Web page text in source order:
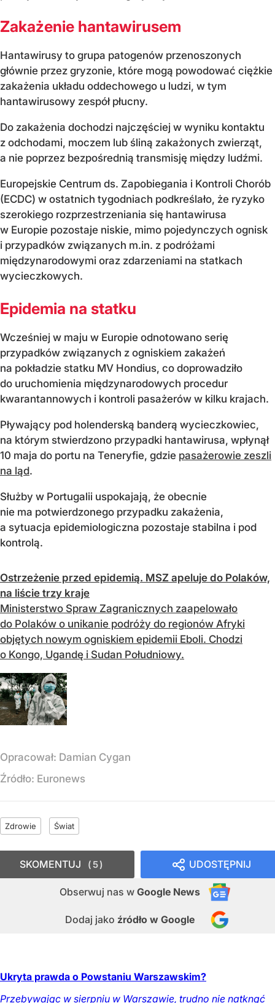
Zakażenie hantawirusem
Hantawirusy to grupa patogenów przenoszonych
głównie przez gryzonie, które mogą powodować ciężkie
zakażenia układu oddechowego u ludzi, w tym
hantawirusowy zespół płucny.
Do zakażenia dochodzi najczęściej w wyniku kontaktu
z odchodami, moczem lub śliną zakażonych zwierząt,
a nie poprzez bezpośrednią transmisję między ludźmi.
Europejskie Centrum ds. Zapobiegania i Kontroli Chorób
(ECDC) w ostatnich tygodniach podkreślało, że ryzyko
szerokiego rozprzestrzeniania się hantawirusa
w Europie pozostaje niskie, mimo pojedynczych ognisk
i przypadków związanych m.in. z podróżami
międzynarodowymi oraz zdarzeniami na statkach
wycieczkowych.
Epidemia na statku
Wcześniej w maju w Europie odnotowano serię
przypadków związanych z ogniskiem zakażeń
na pokładzie statku MV Hondius, co doprowadziło
do uruchomienia międzynarodowych procedur
kwarantannowych i kontroli pasażerów w kilku krajach.
Pływający pod holenderską banderą wycieczkowiec,
na którym stwierdzono przypadki hantawirusa, wpłynął
10 maja do portu na Teneryfie, gdzie pasażerowie zeszli
na ląd.
Służby w Portugalii uspokajają, że obecnie
nie ma potwierdzonego przypadku zakażenia,
a sytuacja epidemiologiczna pozostaje stabilna i pod
kontrolą.
Ostrzeżenie przed epidemią. MSZ apeluje do Polaków,
na liście trzy kraje
Ministerstwo Spraw Zagranicznych zaapelowało
do Polaków o unikanie podróży do regionów Afryki
objętych nowym ogniskiem epidemii Eboli. Chodzi
o Kongo, Ugandę i Sudan Południowy.
Opracował: Damian Cygan
Źródło: Euronews
Zdrowie Świat
UDOSTĘPNIJ
Obserwuj nas w Google News
Dodaj jako źródło w Google
SKOMENTUJ 5
Ukryta prawda o Powstaniu Warszawskim?
Przebywając w sierpniu w Warszawie, trudno nie natknąć